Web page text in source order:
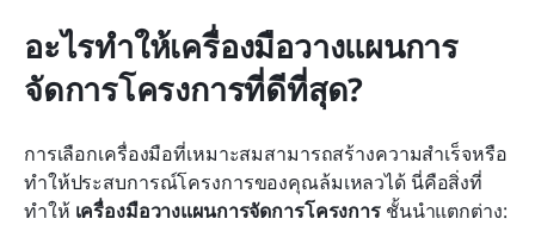
อะไรทำให้เครื่องมือวางแผนการ
จัดการโครงการที่ดีที่สุด?
การเลือกเครื่องมือที่เหมาะสมสามารถสร้างความสำเร็จหรือ
ทำให้ประสบการณ์โครงการของคุณล้มเหลวได้ นี่คือสิ่งที่
ทำให้ เครื่องมือวางแผนการจัดการโครงการ ชั้นนำแตกต่าง: